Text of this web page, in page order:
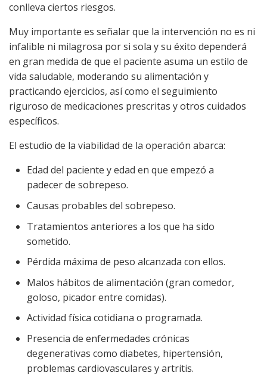
conlleva ciertos riesgos.
Muy importante es señalar que la intervención no es ni
infalible ni milagrosa por si sola y su éxito dependerá
en gran medida de que el paciente asuma un estilo de
vida saludable, moderando su alimentación y
practicando ejercicios, así como el seguimiento
riguroso de medicaciones prescritas y otros cuidados
específicos.
El estudio de la viabilidad de la operación abarca:
Edad del paciente y edad en que empezó a
padecer de sobrepeso.
Causas probables del sobrepeso.
Tratamientos anteriores a los que ha sido
sometido.
Pérdida máxima de peso alcanzada con ellos.
Malos hábitos de alimentación (gran comedor,
goloso, picador entre comidas).
Actividad física cotidiana o programada.
Presencia de enfermedades crónicas
degenerativas como diabetes, hipertensión,
problemas cardiovasculares y artritis.